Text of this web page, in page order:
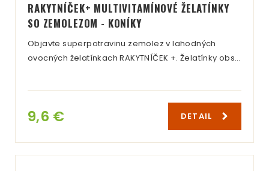
RAKYTNÍČEK+ MULTIVITAMÍNOVÉ ŽELATÍNKY
SO ZEMOLEZOM - KONÍKY
Objavte superpotravinu zemolez v lahodných
ovocných želatínkach RAKYTNÍČEK +. Želatínky obs…
9,6 € DETAIL